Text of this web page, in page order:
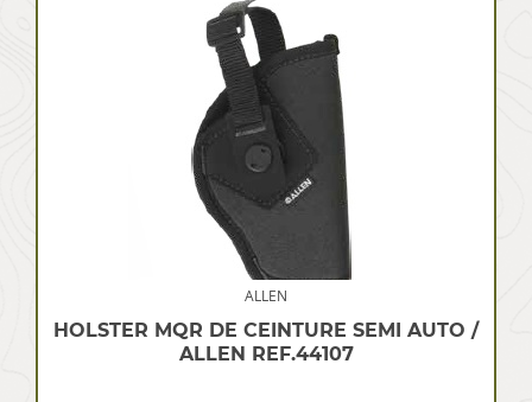
ALLEN
HOLSTER MQR DE CEINTURE SEMI AUTO /
ALLEN REF.44107